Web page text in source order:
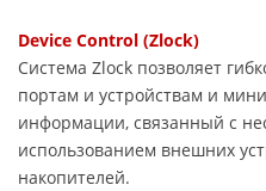
Device Control (Zlock)
Система Zlock позволяет
портам и устройствам и
информации, связанный с
использованием внешних
накопителей.